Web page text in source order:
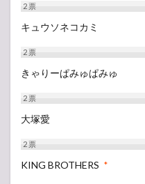
2票
キュウソネコカミ
2票
きゃりーぱみゅぱみゅ
2票
大塚愛
2票
KING BROTHERS *